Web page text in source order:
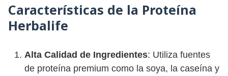
Características de la Proteína
Herbalife
Alta Calidad de Ingredientes: Utiliza fuentes
de proteína premium como la soya, la caseína y